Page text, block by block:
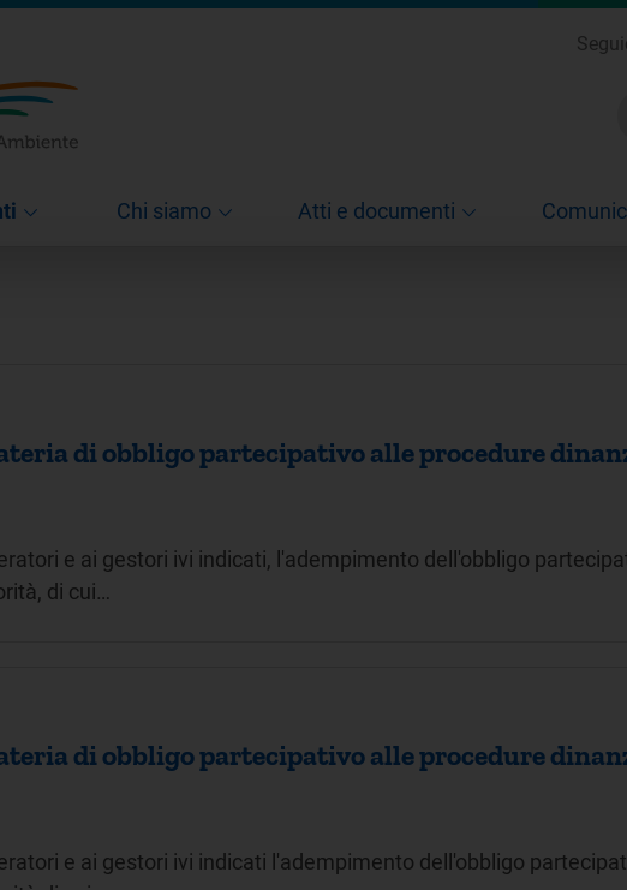
Chi siamo Atti e documenti
di obbligo partecipativo alle procedure
e ai gestori ivi indicati, l'adempimento dell'obbligo
di cui…
di obbligo partecipativo alle procedure
e ai gestori ivi indicati l'adempimento dell'obbligo